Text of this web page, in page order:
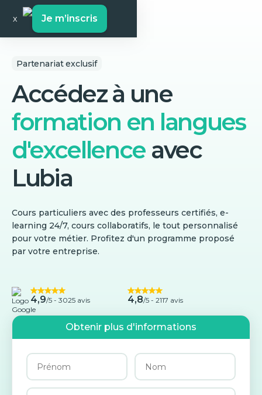
x Je m’inscris
Partenariat exclusif
Accédez à une
formation en langues
d'excellence avec
Lubia
Cours particuliers avec des professeurs certifiés, e-
learning 24/7, cours collaboratifs, le tout personnalisé
pour votre métier. Profitez d'un programme proposé
par votre entreprise.
4,9/5 - 3025 avis 4,8/5 - 2117 avis
Obtenir plus d'informations